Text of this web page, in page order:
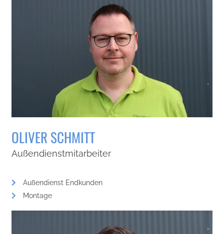
OLIVER SCHMITT
Außendienstmitarbeiter
Außendienst Endkunden
Montage